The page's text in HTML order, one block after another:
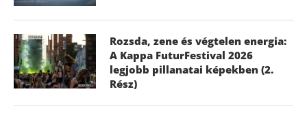
Rozsda, zene és végtelen energia:
A Kappa FuturFestival 2026
legjobb pillanatai képekben (2.
Rész)